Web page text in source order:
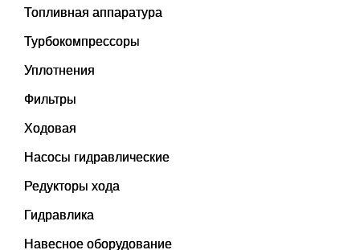
Топливная аппаратура
Турбокомпрессоры
Уплотнения
Фильтры
Ходовая
Насосы гидравлические
Редукторы хода
Гидравлика
Навесное оборудование